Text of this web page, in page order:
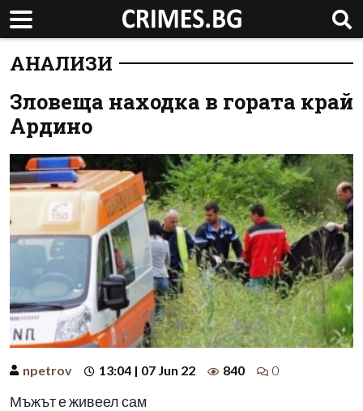
АНАЛИЗИ
Зловеща находка в гората край
Ардино
npetrov 13:04 | 07 Jun 22 840 0
Мъжът е живеел сам